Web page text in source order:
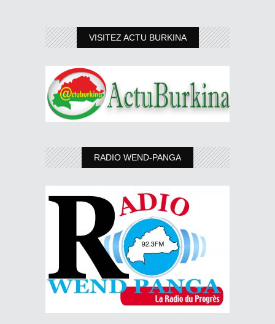
VISITEZ ACTU BURKINA
RADIO WEND-PANGA